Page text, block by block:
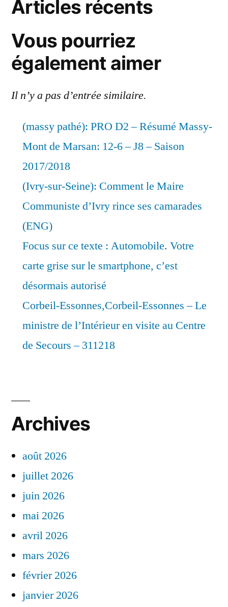
Articles récents
Vous pourriez
également aimer
Il n’y a pas d’entrée similaire.
(massy pathé): PRO D2 – Résumé Massy-
Mont de Marsan: 12-6 – J8 – Saison
2017/2018
(Ivry-sur-Seine): Comment le Maire
Communiste d’Ivry rince ses camarades
(ENG)
Focus sur ce texte : Automobile. Votre
carte grise sur le smartphone, c’est
désormais autorisé
Corbeil-Essonnes,Corbeil-Essonnes – Le
ministre de l’Intérieur en visite au Centre
de Secours – 311218
Archives
août 2026
juillet 2026
juin 2026
mai 2026
avril 2026
mars 2026
février 2026
janvier 2026